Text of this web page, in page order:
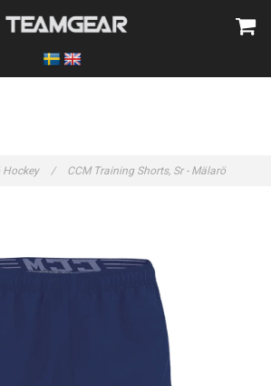
Hockey / CCM Training Shorts, Sr - Mälarö